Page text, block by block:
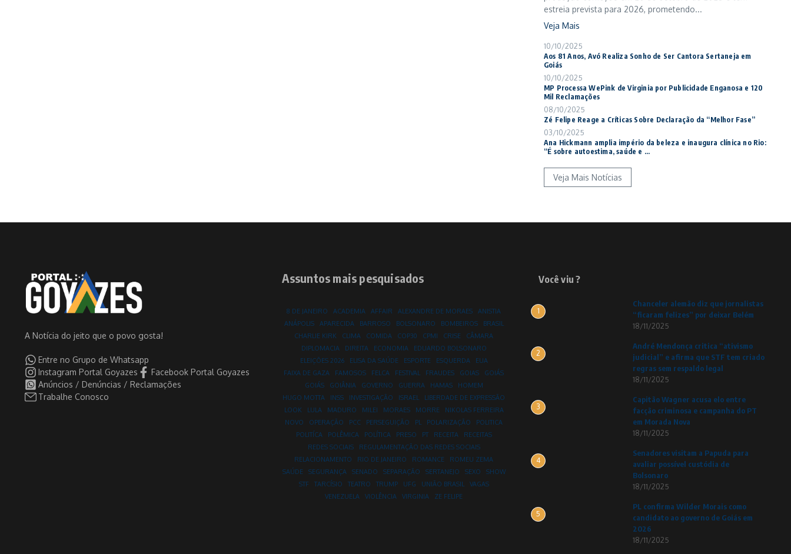
estreia prevista para 2026, prometendo...
Veja Mais
10/10/2025
Aos 81 Anos, Avó Realiza Sonho de Ser Cantora Sertaneja em
Goiás
10/10/2025
MP Processa WePink de Virginia por Publicidade Enganosa e 120
Mil Reclamações
08/10/2025
Zé Felipe Reage a Críticas Sobre Declaração da “Melhor Fase”
03/10/2025
Ana Hickmann amplia império da beleza e inaugura clínica no Rio:
“É sobre autoestima, saúde e ...
Veja Mais Notícias
A Notícia do jeito que o povo gosta!
Entre no Grupo de Whatsapp
Instagram Portal Goyazes
Facebook Portal Goyazes
Anúncios / Denúncias / Reclamações
Trabalhe Conosco
Assuntos mais pesquisados
8 DE JANEIRO ACADEMIA AFFAIR ALEXANDRE DE MORAES
ANISTIA
ANÁPOLIS
APARECIDA BARROSO BOLSONARO BOMBEIROS
BRASIL
CHARLIE KIRK
CLIMA COMIDA COP30 CPMI CRISE
CÂMARA
DIPLOMACIA
DIREITA ECONOMIA
EDUARDO BOLSONARO
ELEIÇÕES 2026
ELISA DA SAÚDE ESPORTE ESQUERDA
EUA
FAIXA DE GAZA
FAMOSOS FELCA FESTIVAL FRAUDES GOIAS
GOIÁS
GOIÁS
GOIÂNIA GOVERNO GUERRA HAMAS
HOMEM
HUGO MOTTA
INSS INVESTIGAÇÃO ISRAEL
LIBERDADE DE EXPRESSÃO
LOOK
LULA MADURO MILEI MORAES MORRE
NIKOLAS FERREIRA
NOVO
OPERAÇÃO PCC PERSEGUIÇÃO PL POLARIZAÇÃO
POLITICA
POLITÍCA
POLÊMICA POLÍTICA PRESO PT RECEITA
RECEITAS
REDES SOCIAIS
REGULAMENTAÇÃO DAS REDES SOCIAIS
RELACIONAMENTO
RIO DE JANEIRO ROMANCE
ROMEU ZEMA
SAÚDE
SEGURANÇA SENADO SEPARAÇÃO SERTANEJO SEXO
SHOW
STF
TARCÍSIO TEATRO TRUMP UFG UNIÃO BRASIL
VAGAS
VENEZUELA
VIOLÊNCIA VIRGINIA ZE FELIPE
Você viu ?
1
Chanceler alemão diz que jornalistas
“ficaram felizes” por deixar Belém
18/11/2025
2
André Mendonça critica “ativismo
judicial” e afirma que STF tem criado
regras sem respaldo legal
18/11/2025
3
Capitão Wagner acusa elo entre
facção criminosa e campanha do PT
em Morada Nova
18/11/2025
4
Senadores visitam a Papuda para
avaliar possível custódia de
Bolsonaro
18/11/2025
5
PL confirma Wilder Morais como
candidato ao governo de Goiás em
2026
18/11/2025